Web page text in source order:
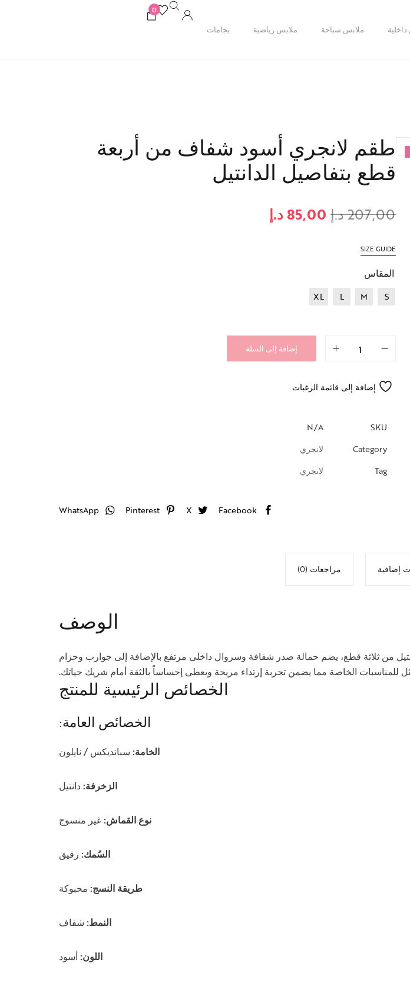
ملابس سباحة ملابس رياضية بجامات
0
طقم لانجري أسود شفاف من أربعة
قطع بتفاصيل الدانتيل
207,00د.إ 85,00 د.إ
SIZE GUIDE
المقاس
S
M
L
XL
إضافة إلى السلة
إضافة إلى قائمة الرغبات
SKU
N/A
Category
لانجري
Tag
لانجري
Facebook
X
Pinterest
WhatsApp
إضافية مراجعات (0)
الوصف
من ثلاثة قطع، يضم حمالة صدر شفافة وسروال داخلى مرتفع بالإضافة إلى جوارب وحزام
للمناسبات الخاصة مما يضمن تجربة إرتداء مريحة ويعطى إحساساً بالثقة أمام شريك حياتك.
الخصائص الرئيسية للمنتج
الخصائص العامة:
الخامة: سبانديكس / نايلون
الزخرفة:دانتيل
نوع القماش:غير منسوج
السُمك: رقيق
طريقة النسج: محبوكة
النمط: شفاف
اللون:أسود